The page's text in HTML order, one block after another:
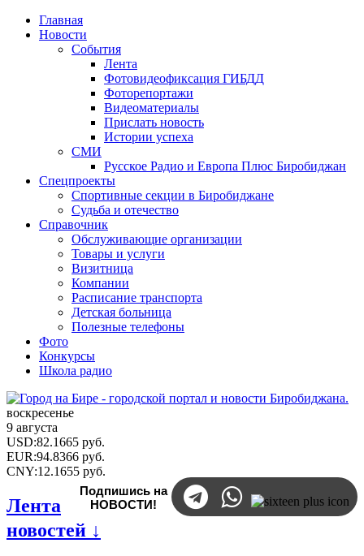
Главная
Новости
События
Лента
Фотовидеофиксация ГИБДД
Фоторепортажи
Видеоматериалы
Прислать новость
Истории успеха
СМИ
Русское Радио и Европа Плюс Биробиджан
Спецпроекты
Спортивные секции в Биробиджане
Судьба и отечество
Справочник
Обслуживающие организации
Товары и услуги
Визитница
Компании
Расписание транспорта
Детская больница
Полезные телефоны
Фото
Конкурсы
Школа радио
воскресенье
9 августа
USD:82.1665 руб.
EUR:94.8366 руб.
CNY:12.1655 руб.
Подпишись на
НОВОСТИ!
Лента
новостей ↓